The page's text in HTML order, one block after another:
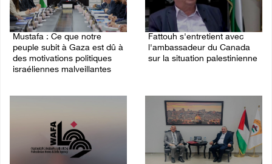
Mustafa : Ce que notre
peuple subit à Gaza est dû à
des motivations politiques
israéliennes malveillantes
Fattouh s'entretient avec
l'ambassadeur du Canada
sur la situation palestinienne